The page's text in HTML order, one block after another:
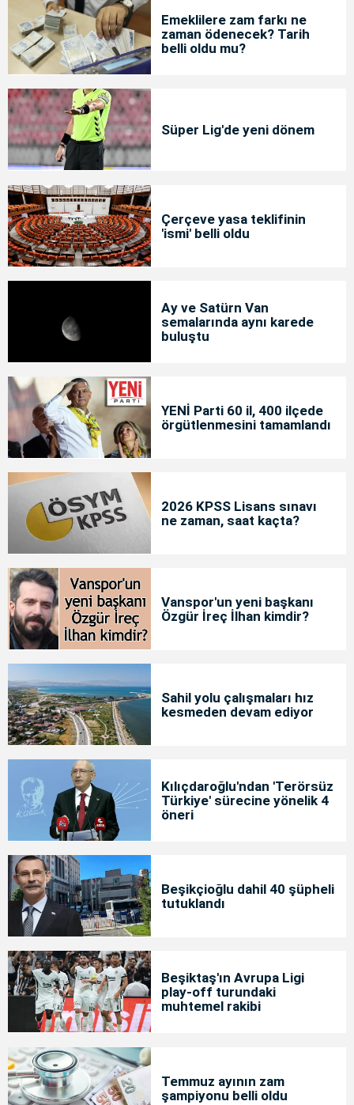
Emeklilere zam farkı ne
zaman ödenecek? Tarih
belli oldu mu?
Süper Lig'de yeni dönem
Çerçeve yasa teklifinin
'ismi' belli oldu
Ay ve Satürn Van
semalarında aynı karede
buluştu
YENİ Parti 60 il, 400 ilçede
örgütlenmesini tamamlandı
2026 KPSS Lisans sınavı
ne zaman, saat kaçta?
Vanspor'un yeni başkanı
Özgür İreç İlhan kimdir?
Sahil yolu çalışmaları hız
kesmeden devam ediyor
Kılıçdaroğlu'ndan 'Terörsüz
Türkiye' sürecine yönelik 4
öneri
Beşikçioğlu dahil 40 şüpheli
tutuklandı
Beşiktaş'ın Avrupa Ligi
play-off turundaki
muhtemel rakibi
Temmuz ayının zam
şampiyonu belli oldu